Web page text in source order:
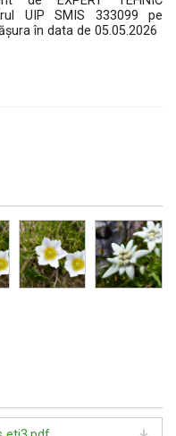
UIP SMIS 333099 pe
în data de 05.05.2026